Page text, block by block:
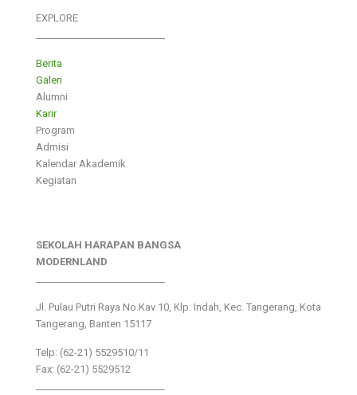
EXPLORE
Berita
Galeri
Alumni
Karir
Program
Admisi
Kalendar Akademik
Kegiatan
SEKOLAH HARAPAN BANGSA
MODERNLAND
Jl. Pulau Putri Raya No.Kav 10, Klp. Indah, Kec. Tangerang, Kota
Tangerang, Banten 15117
Telp: (62-21) 5529510/11
Fax: (62-21) 5529512